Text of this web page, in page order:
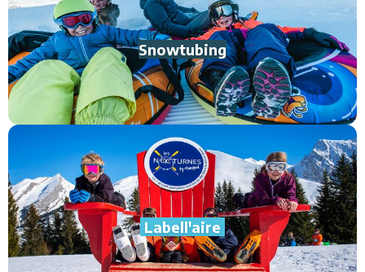
Snowtubing
Labell'aire